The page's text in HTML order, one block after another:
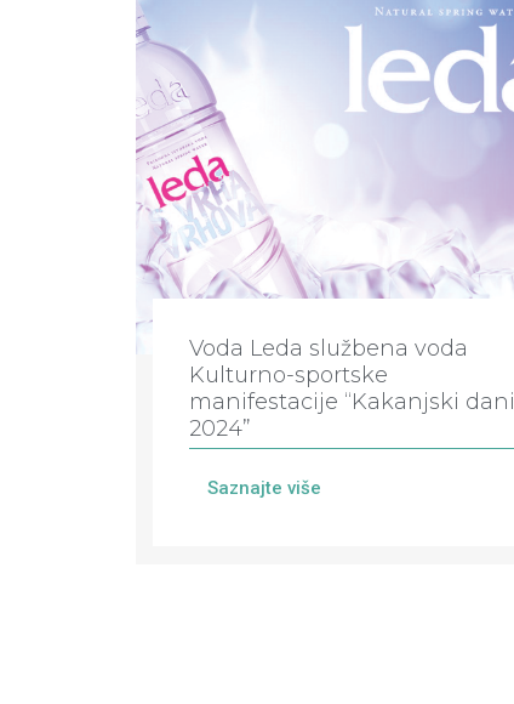
Voda Leda službena voda
Kulturno-sportske
manifestacije “Kakanjski dani
2024”
Saznajte više